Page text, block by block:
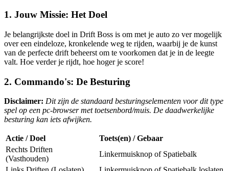
1. Jouw Missie: Het Doel
Je belangrijkste doel in Drift Boss is om met je auto zo ver mogelijk
over een eindeloze, kronkelende weg te rijden, waarbij je de kunst
van de perfecte drift beheerst om te voorkomen dat je in de leegte
valt. Hoe verder je rijdt, hoe hoger je score!
2. Commando's: De Besturing
Disclaimer: Dit zijn de standaard besturingselementen voor dit type
spel op een pc-browser met toetsenbord/muis. De daadwerkelijke
besturing kan iets afwijken.
Actie / Doel
Toets(en) / Gebaar
Rechts Driften
(Vasthouden)
Linkermuisknop of Spatiebalk